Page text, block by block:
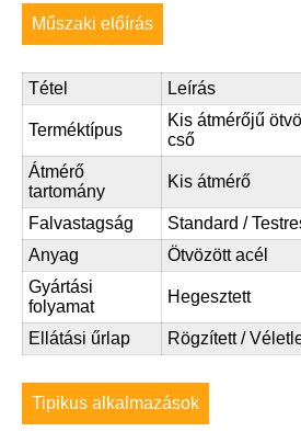
Műszaki előírás
Tétel Leírás
Terméktípus
Kis átmérőjű
cső
Átmérő
tartomány
Kis átmérő
Falvastagság
Standard /
Anyag
Ötvözött acél
Gyártási
folyamat
Hegesztett
Ellátási űrlap Rögzített /
Tipikus alkalmazások